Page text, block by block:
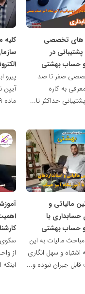
های تخصصی
در
حساب بهشتی
صفر تا صد
به کاره
حداکثر تا...
کلیه
پیرو
ماده ۱۶۹ ق.م.م. مقام عالی...
مالیاتی و
حسابداری با
حساب بهشتی
مالیات به این
و سهل انگاری
جبران نبوده و...
سکوی
از